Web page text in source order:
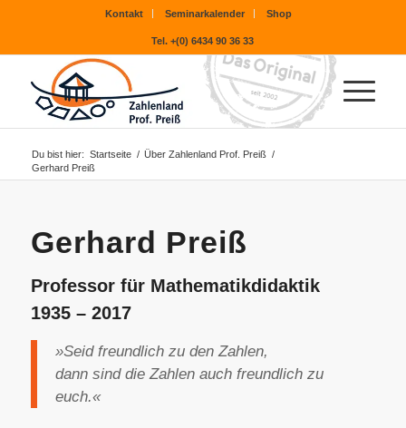
Kontakt Seminarkalender Shop
Tel. +(0) 6434 90 36 33
Du bist hier: Startseite / Über Zahlenland Prof. Preiß /
Gerhard Preiß
Gerhard Preiß
Professor für Mathematikdidaktik
1935 – 2017
»Seid freundlich zu den Zahlen,
dann sind die Zahlen auch freundlich zu
euch.«